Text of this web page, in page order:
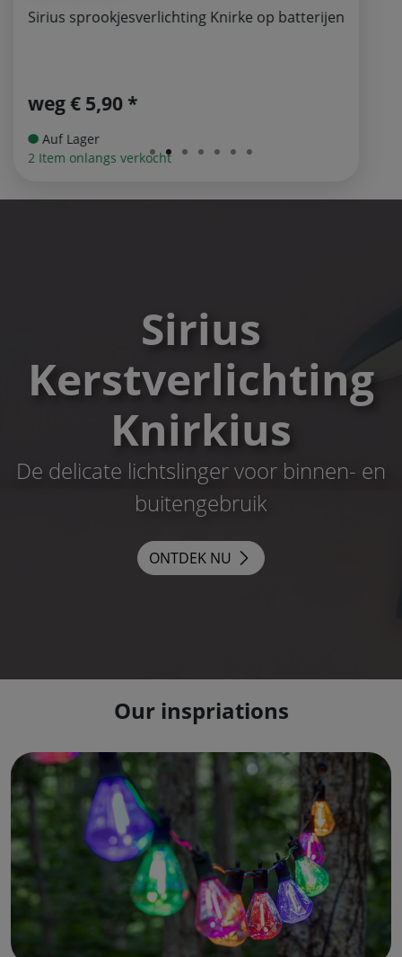
Sirius sprookjesverlichting Knirke op batterijen
weg€ 5,90 *
Auf Lager
2 Item onlangs verkocht
Sirius
Kerstverlichting
Knirkius
De delicate lichtslinger voor binnen- en
buitengebruik
ONTDEK NU
Our inspriations
Sfeervol flikkerende LED-kaarsen